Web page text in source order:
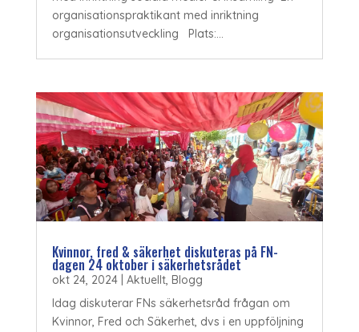
organisationspraktikant med inriktning
organisationsutveckling Plats:...
Kvinnor, fred & säkerhet diskuteras på FN-
dagen 24 oktober i säkerhetsrådet
okt 24, 2024| Aktuellt, Blogg
Idag diskuterar FNs säkerhetsråd frågan om
Kvinnor, Fred och Säkerhet, dvs i en uppföljning